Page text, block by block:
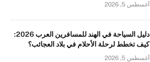
أغسطس 5, 2026
دليل السياحة في الهند للمسافرين العرب 2026:
كيف تخطط لرحلة الأحلام في بلاد العجائب؟
أغسطس 5, 2026